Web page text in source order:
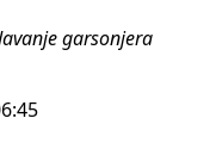
garsonjera